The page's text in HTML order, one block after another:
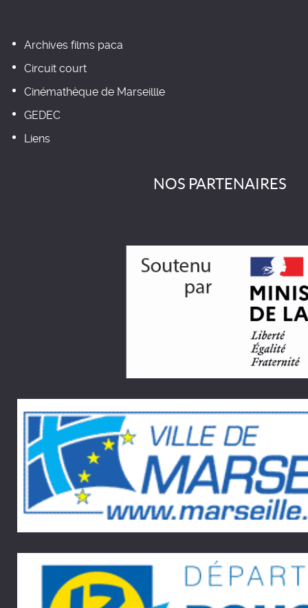
Archives films paca
Circuit court
Cinémathèque de Marseillle
GEDEC
Liens
NOS PARTENAIRES